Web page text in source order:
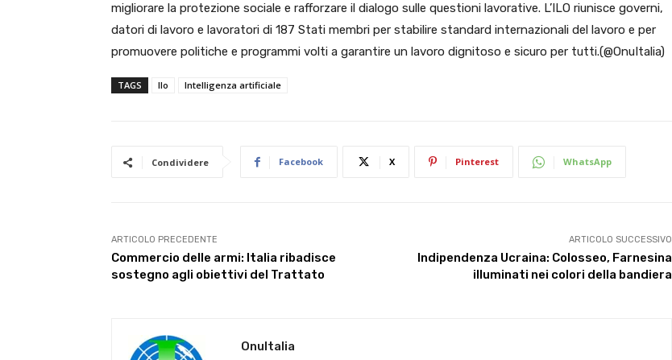
migliorare la protezione sociale e rafforzare il dialogo sulle questioni lavorative. L’ILO riunisce governi,
datori di lavoro e lavoratori di 187 Stati membri per stabilire standard internazionali del lavoro e per
promuovere politiche e programmi volti a garantire un lavoro dignitoso e sicuro per tutti.(@OnuItalia)
TAGS Ilo Intelligenza artificiale
Condividere Facebook X Pinterest WhatsApp
ARTICOLO PRECEDENTE
Commercio delle armi: Italia ribadisce
sostegno agli obiettivi del Trattato
ARTICOLO SUCCESSIVO
Indipendenza Ucraina: Colosseo, Farnesina
illuminati nei colori della bandiera
OnuItalia